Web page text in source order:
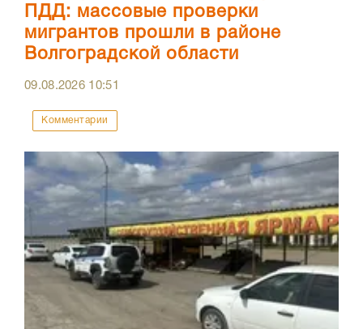
ПДД: массовые проверки
мигрантов прошли в районе
Волгоградской области
09.08.2026 10:51
Комментарии